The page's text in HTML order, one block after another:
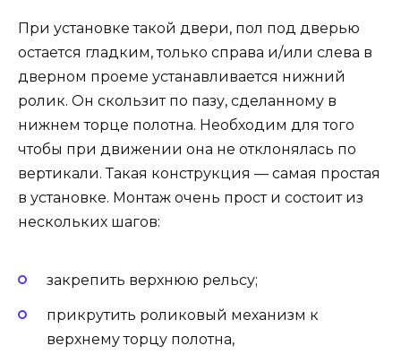
При установке такой двери, пол под дверью
остается гладким, только справа и/или слева в
дверном проеме устанавливается нижний
ролик. Он скользит по пазу, сделанному в
нижнем торце полотна. Необходим для того
чтобы при движении она не отклонялась по
вертикали. Такая конструкция — самая простая
в установке. Монтаж очень прост и состоит из
нескольких шагов:
закрепить верхнюю рельсу;
прикрутить роликовый механизм к
верхнему торцу полотна,